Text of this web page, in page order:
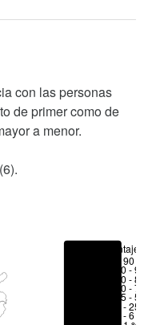
con las personas
de primer como de
a menor.
Porcentajes
> 90 %
80 -
70 -
50 -
25 -
6 - 25
1 - 6 %